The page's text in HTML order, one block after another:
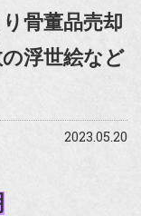
骨董品売却
浮世絵など
2023.05.20